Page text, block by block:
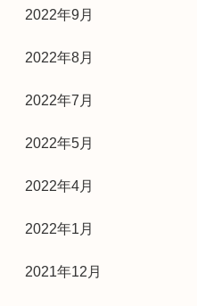
2022年9月
2022年8月
2022年7月
2022年5月
2022年4月
2022年1月
2021年12月